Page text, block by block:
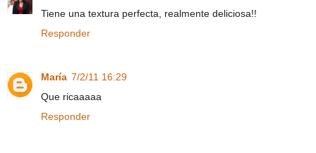
Tiene una textura perfecta, realmente deliciosa!!
Responder
María 7/2/11 16:29
Que ricaaaaa
Responder